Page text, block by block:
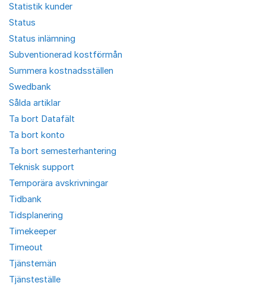
Statistik kunder
Status
Status inlämning
Subventionerad kostförmån
Summera kostnadsställen
Swedbank
Sålda artiklar
Ta bort Datafält
Ta bort konto
Ta bort semesterhantering
Teknisk support
Temporära avskrivningar
Tidbank
Tidsplanering
Timekeeper
Timeout
Tjänstemän
Tjänsteställe